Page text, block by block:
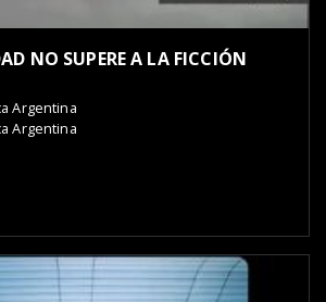
NO SUPERE A LA FICCIÓN
Argentina
Argentina